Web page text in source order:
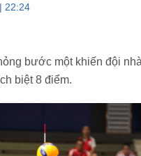
22:24
bước một khiến đội
biệt 8 điểm.